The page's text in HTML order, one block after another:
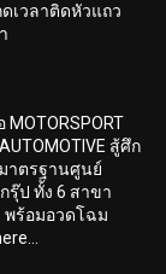
เวลาติดหัวแถว
MOTORSPORT
สู้ศึก
าตรฐานศูนย์
รุ๊ป ทั้ง 6 สาขา
พร้อมอวดโฉม